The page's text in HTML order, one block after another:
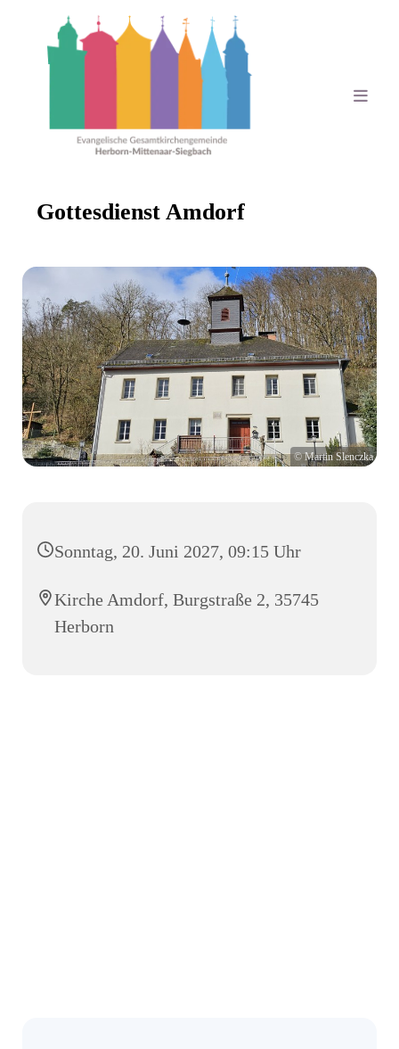
Gottesdienst Amdorf
© Martin Slenczka
Sonntag, 20. Juni 2027, 09:15 Uhr
Kirche Amdorf, Burgstraße 2, 35745
Herborn